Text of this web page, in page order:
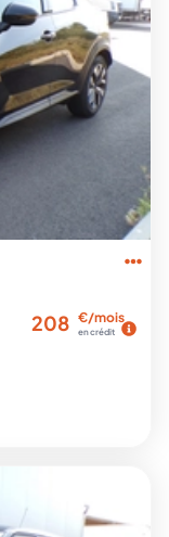
208 €/mois
en crédit